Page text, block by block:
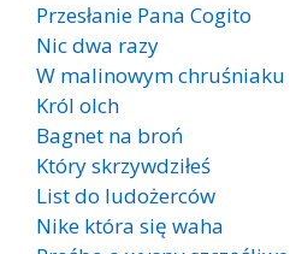
Przesłanie Pana Cogito
Nic dwa razy
W malinowym chruśniaku
Król olch
Bagnet na broń
Który skrzywdziłeś
List do ludożerców
Nike która się waha